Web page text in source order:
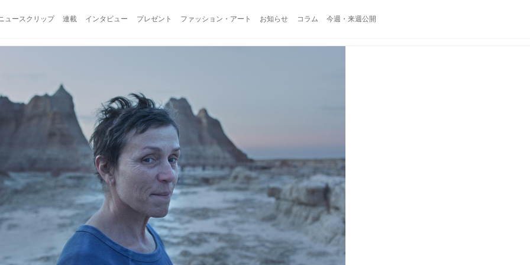
ュースクリップ 連載 インタビュー プレゼント ファッション・アート お知らせ コラム 今週・来週公開